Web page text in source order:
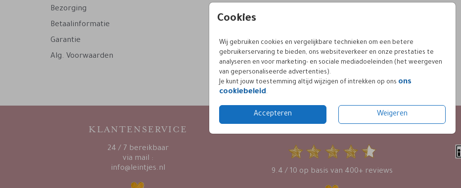
Cookies
Wij gebruiken cookies en vergelijkbare technieken om een betere
gebruikerservaring te bieden, ons websiteverkeer en onze prestaties te
analyseren en voor marketing- en sociale mediadoeleinden (het weergeven
van gepersonaliseerde advertenties).
Je kunt jouw toestemming altijd wijzigen of intrekken op ons ons
cookiebeleid.
Accepteren Weigeren
Bezorging
Betaalinformatie
Garantie
Alg. Voorwaarden
KLANTENSERVICE
24 / 7 bereikbaar
via mail :
info@leintjes.nl
9.4 / 10 op basis van 400+ reviews